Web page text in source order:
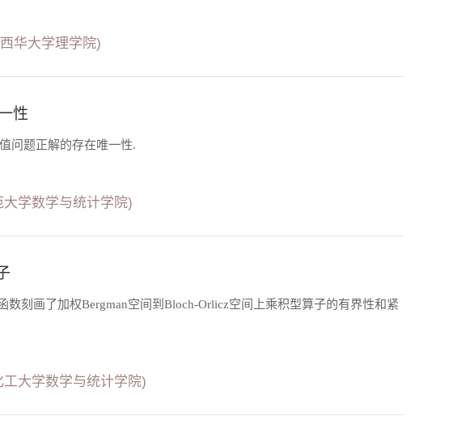
华大学理学院)
性
问题正解的存在唯一性.
学数学与统计学院)
刻画了加权Bergman空间到Bloch-Orlicz空间上乘积型算子的有界性和紧
大学数学与统计学院)